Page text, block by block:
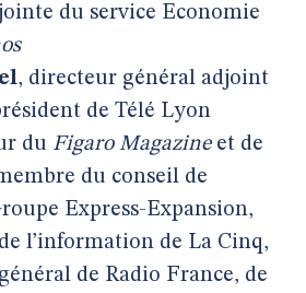
du service Economie
, directeur général adjoint
de Télé Lyon
du Figaro Magazineet de
du conseil de
Express-Expansion,
l’information de La Cinq,
de Radio France, de